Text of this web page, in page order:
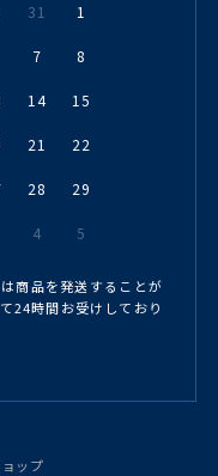
31 1
7 8
14 15
21 22
28 29
4 5
商品を発送することが
24時間お受けしており
ップ